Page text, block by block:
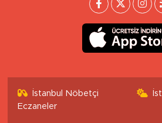
İstanbul Nöbetçi
Eczaneler